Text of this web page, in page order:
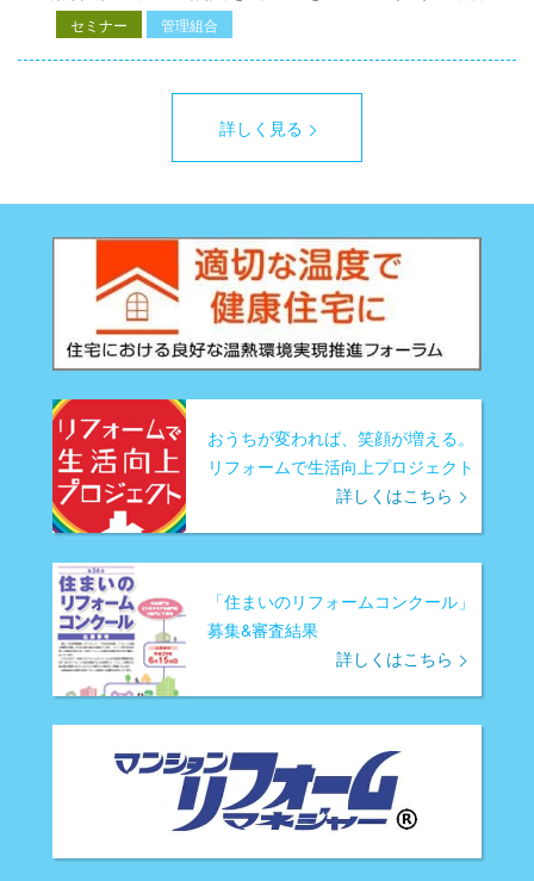
セミナー 管理組合
詳しく見る
おうちが変われば、笑顔が増える。
リフォームで生活向上プロジェクト
詳しくはこちら
「住まいのリフォームコンクール」
募集&審査結果
詳しくはこちら